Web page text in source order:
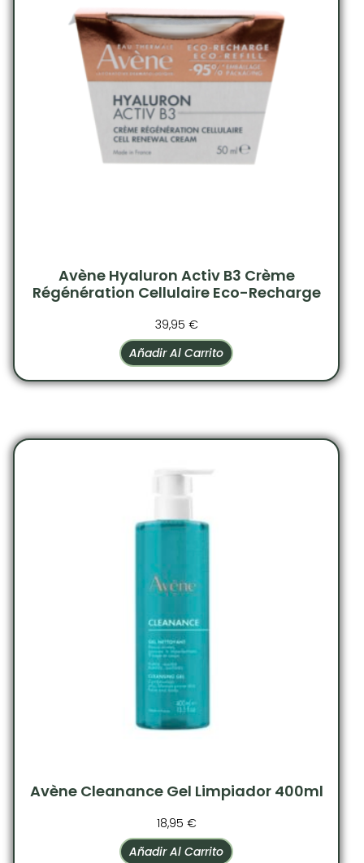
Avène Hyaluron Activ B3 Crème
Régénération Cellulaire Eco-Recharge
39,95 €
Añadir Al Carrito
Avène Cleanance Gel Limpiador 400ml
18,95 €
Añadir Al Carrito